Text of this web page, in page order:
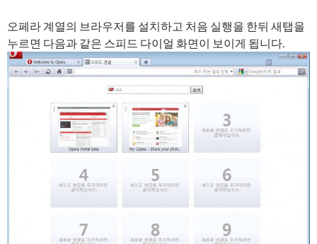
오페라 계열의 브라우저를 설치하고 처음 실행을 한뒤 새탭을
누르면 다음과 같은 스피드 다이얼 화면이 보이게 됩니다.